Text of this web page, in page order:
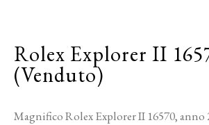
Rolex Explorer II
(Venduto)
Magnifico Rolex Explorer II 16570, anno